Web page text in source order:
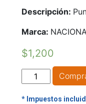
Descripción:
Marca:
$1,200
PUNTA
PARA
TALADRO